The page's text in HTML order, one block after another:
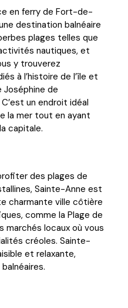
en ferry de Fort-de-
destination balnéaire
plages telles que
nautiques, et
y trouverez
à l’histoire de l’île et
Joséphine de
un endroit idéal
la mer tout en ayant
capitale.
des plages de
Sainte-Anne est
charmante ville côtière
comme la Plage de
marchés locaux où vous
créoles. Sainte-
et relaxante,